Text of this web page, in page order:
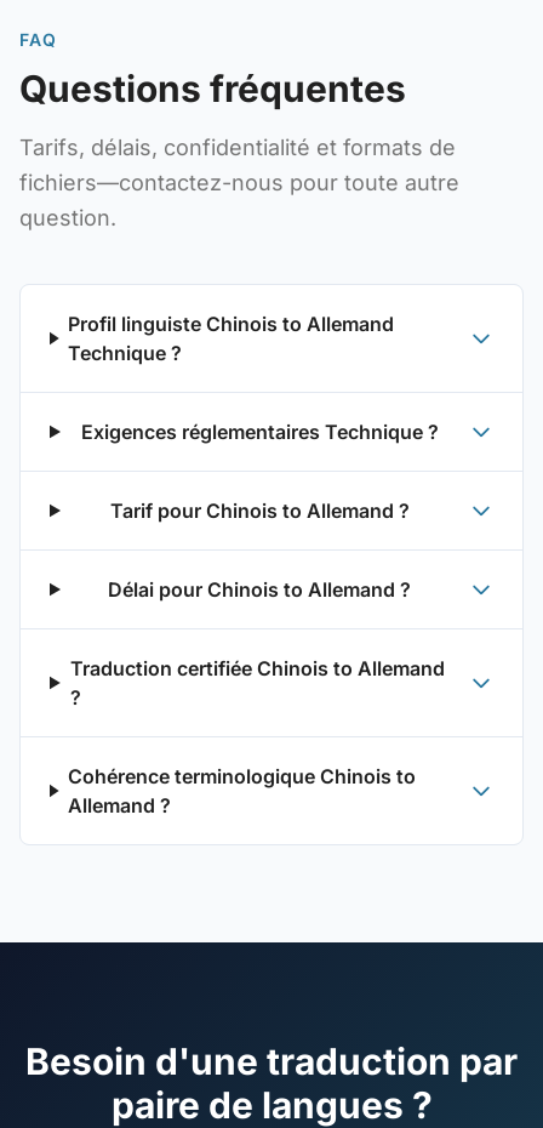
FAQ
Questions fréquentes
Tarifs, délais, confidentialité et formats de
fichiers—contactez-nous pour toute autre
question.
Profil linguiste Chinois to Allemand
Technique ?
Exigences réglementaires Technique ?
Tarif pour Chinois to Allemand ?
Délai pour Chinois to Allemand ?
Traduction certifiée Chinois to Allemand
?
Cohérence terminologique Chinois to
Allemand ?
Besoin d'une traduction par
paire de langues ?